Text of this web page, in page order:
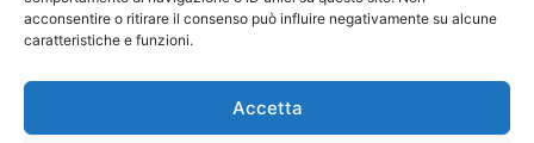
acconsentire o ritirare il consenso può influire negativamente su alcune
caratteristiche e funzioni.
Accetta